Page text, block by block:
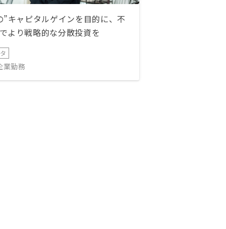
”キャピタルゲインを目的に、不
より戦略的な分散投資を
業勤務